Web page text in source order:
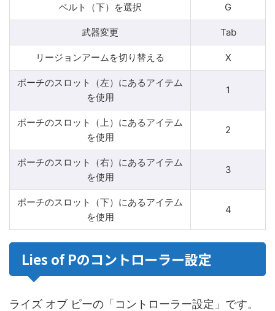
ベルト（下）を選択 G
武器変更 Tab
リージョンアームを切り替える X
ポーチのスロット（左）にあるアイテム
を使用
1
ポーチのスロット（上）にあるアイテム
を使用
2
ポーチのスロット（右）にあるアイテム
を使用
3
ポーチのスロット（下）にあるアイテム
を使用
4
Lies of Pのコントローラー設定
ライズ オブ ピーの「コントローラー設定」です。